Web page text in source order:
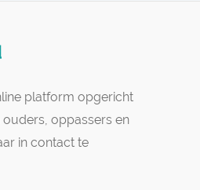
platform opgericht
ouders, oppassers en
in contact te